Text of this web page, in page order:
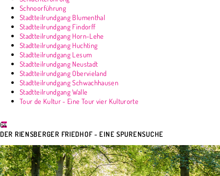
Schnoorführung
Stadtteilrundgang Blumenthal
Stadtteilrundgang Findorff
Stadtteilrundgang Horn-Lehe
Stadtteilrundgang Huchting
Stadtteilrundgang Lesum
Stadtteilrundgang Neustadt
Stadtteilrundgang Obervieland
Stadtteilrundgang Schwachhausen
Stadtteilrundgang Walle
Tour de Kultur - Eine Tour vier Kulturorte
64
DER RIENSBERGER FRIEDHOF - EINE SPURENSUCHE